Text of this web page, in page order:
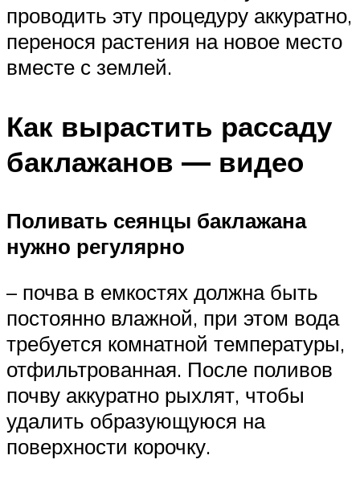
проводить эту процедуру аккуратно,
перенося растения на новое место
вместе с землей.
Как вырастить рассаду
баклажанов — видео
Поливать сеянцы баклажана
нужно регулярно
– почва в емкостях должна быть
постоянно влажной, при этом вода
требуется комнатной температуры,
отфильтрованная. После поливов
почву аккуратно рыхлят, чтобы
удалить образующуюся на
поверхности корочку.